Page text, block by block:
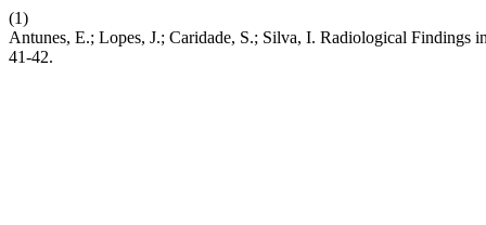
(1)
Antunes, E.; Lopes, J.; Caridade, S.; Silva, I. Radiological
41-42.